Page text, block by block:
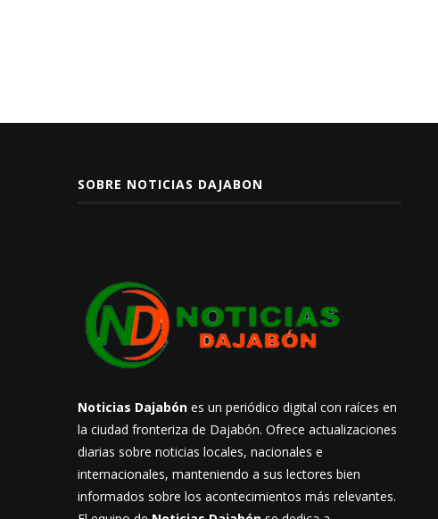
SOBRE NOTICIAS DAJABON
Noticias Dajabón es un periódico digital con raíces en
la ciudad fronteriza de Dajabón. Ofrece actualizaciones
diarias sobre noticias locales, nacionales e
internacionales, manteniendo a sus lectores bien
informados sobre los acontecimientos más relevantes.